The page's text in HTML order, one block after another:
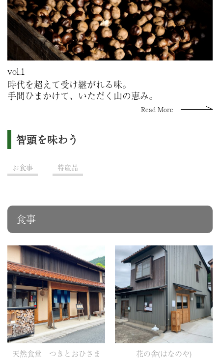
vol.1
時代を超えて受け継がれる味。
手間ひまかけて、いただく山の恵み。
Read More
智頭を味わう
お食事 特産品
食事
天然食堂 つきとおひさま 花の舎(はなのや)